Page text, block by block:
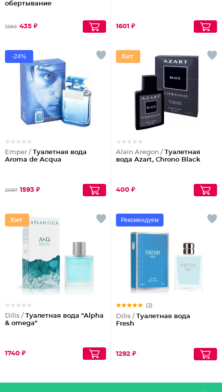
обертывание
1280 435 ₽ 1601 ₽
-24%
Emper / Туалетная вода
Aroma de Acqua
2097 1593 ₽
Alain Aregon / Туалетная
вода Azart, Chrono Black
400 ₽
Dilis / Туалетная вода "Alpha
& omega"
1740 ₽
Рекомендуем
(2)
Dilis / Туалетная вода
Fresh
1292 ₽